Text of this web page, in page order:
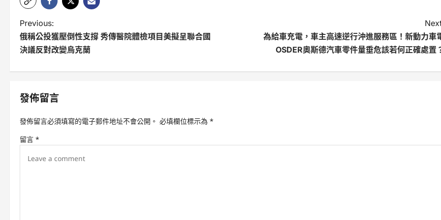
P
o
n
i
Previous:
俄稱公投獲壓倒性支撐 秀傳醫院體檢項目美擬呈聯合國
決議反對改變烏克蘭
為給車充電，車主高速逆行沖進服務區！新動力車
OSDER奧斯德汽車零件量垂危該若何正確處置
發佈留言
發佈留言必須填寫的電子郵件地址不會公開。 必填欄位標示為 *
留言 *